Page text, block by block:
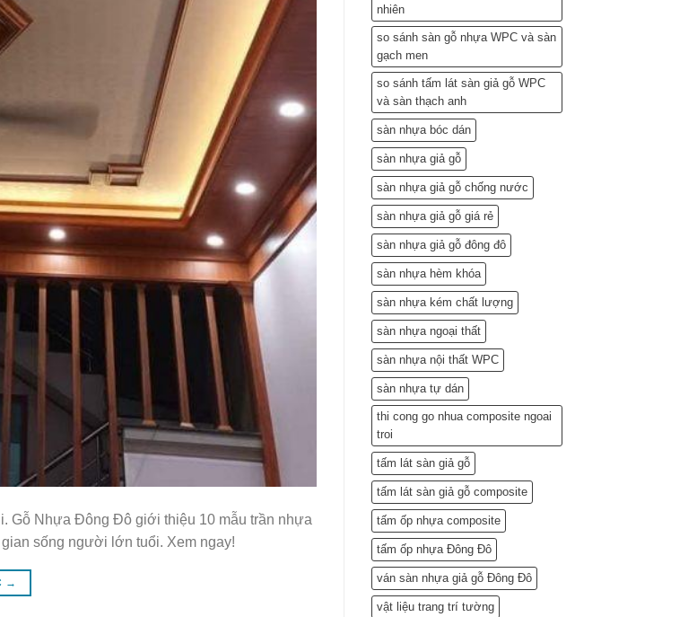
Gỗ Nhựa Đông Đô giới thiệu 10 mẫu trần nhựa
sống người lớn tuổi. Xem ngay!
→
nhiên
so sánh sàn gỗ nhựa WPC và sàn
gạch men
so sánh tấm lát sàn giả gỗ WPC
và sàn thạch anh
sàn nhựa bóc dán
sàn nhựa giả gỗ
sàn nhựa giả gỗ chống nước
sàn nhựa giả gỗ giá rẻ
sàn nhựa giả gỗ đông đô
sàn nhựa hèm khóa
sàn nhựa kém chất lượng
sàn nhựa ngoại thất
sàn nhựa nội thất WPC
sàn nhựa tự dán
thi cong go nhua composite ngoai
troi
tấm lát sàn giả gỗ
tấm lát sàn giả gỗ composite
tấm ốp nhựa composite
tấm ốp nhựa Đông Đô
ván sàn nhựa giả gỗ Đông Đô
vật liệu trang trí tường